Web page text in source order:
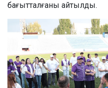
бағытталғаны айтылды.